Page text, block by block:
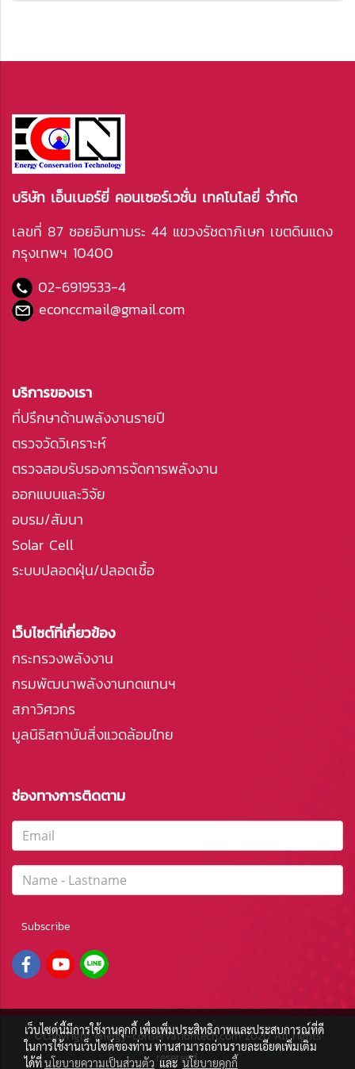
บริษัท เอ็นเนอร์ยี่ คอนเซอร์เวชั่น เทคโนโลยี่ จำกัด
เลขที่ 87 ซอยอินทามระ 44 แขวงรัชดาภิเษก เขตดินแดง
กรุงเทพฯ 10400
02-6919533-4
econccmail@gmail.com
บริการของเรา
ที่ปรึกษาด้านพลังงานรายปี
ตรวจวัดวิเคราะห์
ตรวจสอบรับรองการจัดการพลังงาน
ออกแบบและวิจัย
อบรม/สัมนา
Solar Cell
ระบบปลอดฝุ่น/ปลอดเชื้อ
เว็บไซต์ที่เกี่ยวข้อง
กระทรวงพลังงาน
กรมพัฒนาพลังงานทดแทนฯ
สภาวิศวกร
มูลนิธิสถาบันสิ่งแวดล้อมไทย
ช่องทางการติดตาม
Subscribe
©Copyright energy-conservationtech.com 2020 All rights
reserved.
เว็บไซต์นี้มีการใช้งานคุกกี้ เพื่อเพิ่มประสิทธิภาพและประสบการณ์ที่ดี
ในการใช้งานเว็บไซต์ของท่าน ท่านสามารถอ่านรายละเอียดเพิ่มเติม
ได้ที่นโยบายความเป็นส่วนตัว และนโยบายคุกกี้